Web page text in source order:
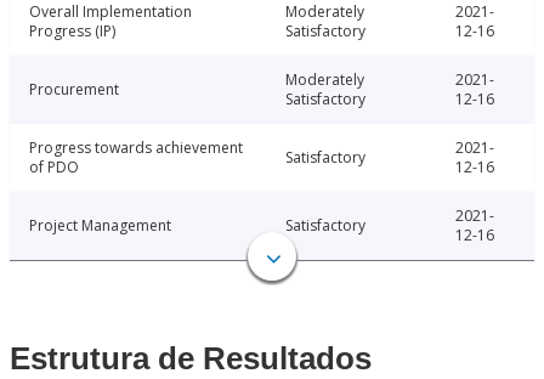
Overall Implementation
Progress (IP)
Moderately
Satisfactory
2021-
12-16
Procurement
Moderately
Satisfactory
2021-
12-16
Progress towards achievement
of PDO
Satisfactory
2021-
12-16
Project Management Satisfactory
2021-
12-16
Estrutura de Resultados